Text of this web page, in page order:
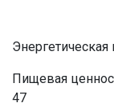
Пищевая
47